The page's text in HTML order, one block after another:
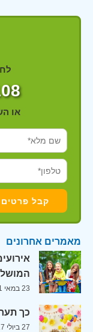
או
מאמרים אחרונים
23 במאי 2021
כך
27 ביולי 2017